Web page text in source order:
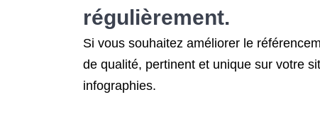
régulièrement.
Si vous souhaitez améliorer le
de qualité, pertinent et unique sur votre
infographies.